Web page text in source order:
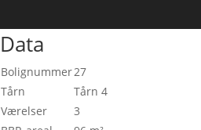
Data
Bolignummer27
Tårn
Tårn 4
Værelser
3